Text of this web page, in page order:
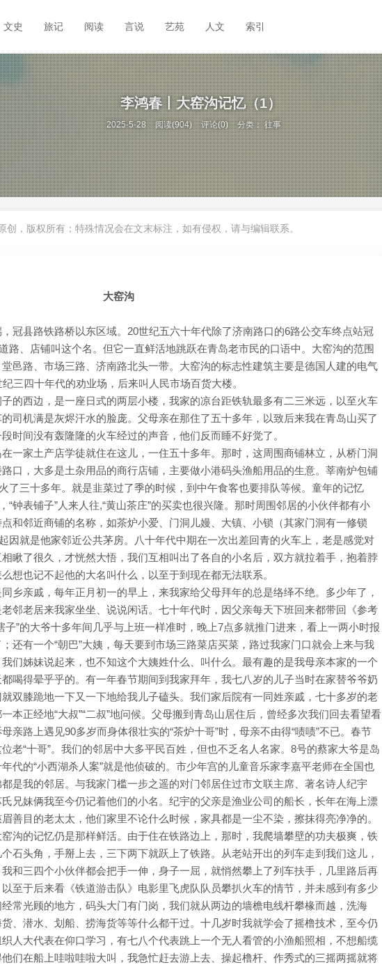
文史 旅记 阅读 言说 艺苑 人文 索引
李鸿春丨大窑沟记忆（1）
2025-5-28 阅读(904) 评论(0) 分类：往事
创，版权所有；特殊情况会在文末标注，如有侵权，请与编辑联系。
大窑沟
冠县路铁路桥以东区域。20世纪五六十年代除了济南路口的6路公交车终点站冠
路、店铺叫这个名。但它一直鲜活地跳跃在青岛老市民的口语中。大窑沟的范围
邑路、市场三路、济南路北头一带。大窑沟的标志性建筑主要是德国人建的电气
三四十年代的劝业场，后来叫人民市场百货大楼。
的西边，是一座日式的两层小楼，我家的凉台距铁轨最多有二三米远，以至火车
司机满是灰烬汗水的脸庞。父母亲在那住了五十多年，以致后来我在青岛山买了
时间没有轰隆隆的火车经过的声音，他们反而睡不好觉了。
一家土产店学徒就住在这儿，一住五十多年。那时，这周围商铺林立，从桥门洞
口，大多是土杂用品的商行店铺，主要做小港码头渔船用品的生意。莘南炉包铺
了三十多年。就是韭菜过了季的时候，到中午食客也要排队等候。童年的记忆
“钟表铺子”人来人往,“黄山茶庄”的买卖也很兴隆。那时周围邻居的小伙伴都有小
和邻近商铺的名称，如茶炉小爱、门洞儿嫚、大镇、小锁（其家门洞有一修锁
因就是他家邻近公共茅房。八十年代中期在一次出差回青的火车上，老是感觉对
瞅了很久，才恍然大悟，我们互相叫出了各自的小名后，双方就拉着手，抱着脖
想也记不起他的大名叫什么，以至于到现在都无法联系。
乡亲戚，每年正月初一的早上，来我家给父母拜年的总是络绎不绝。多少年了，
邻老居来我家坐坐、说说闲话。七十年代时，因父亲每天下班回来都带回《参考
子”的大爷十多年间几乎与上班一样准时，晚上7点多就推门进来，看上一两小时报
还有一个“朝巴”大姨，每天要到市场三路菜店买菜，路过我家门口就会上来与我
们姊妹说起来，也不知这个大姨姓什么、叫什么。最有趣的是我母亲本家的一个
喝得晕乎乎的。有一年春节期间到我家拜年，我七八岁的儿子当时在家替爷爷奶
双膝跪地一下又一下地给我儿子磕头。我们家后院有一同姓亲戚，七十多岁的老
本正经地“大叔”“二叔”地问候。父母搬到青岛山居住后，曾经多次我们回去看望看
亲路上遇见90多岁而身体很壮实的“茶炉十哥”时，母亲不由得“啧啧”不已。春节
老“十哥”。我们的邻居中大多平民百姓，但也不乏名人名家。8号的蔡家大爷是岛
代的“小西湖杀人案”就是他侦破的。市少年宫的儿童音乐家李嘉平老师在全国也
是我的邻居。与我家门槛一步之遥的对门邻居住过市文联主席、著名诗人纪宇
氏兄妹俩我至今仍记着他们的小名。纪宇的父亲是渔业公司的船长，长年在海上漂
善目的老太太，他们家里不论什么时候，家具都是一尘不染，擦抹得亮净净的。
沟的记忆仍是那样鲜活。由于住在铁路边上，那时，我爬墙攀壁的功夫极爽，铁
石头角，手掰上去，三下两下就跃上了铁路。从老站开出的列车走到我们这儿，
和三四个小伙伴都会把手一伸，身子一屈，就悄然攀上了列车扶手，几里路后再
至于后来看《铁道游击队》电影里飞虎队队员攀扒火车的情节，并未感到有多少
常光顾的地方，码头大门有门岗，我们就从两边的墙檐电线杆攀椽而越，洗海
、潜水、划船、捞海货等等什么都干过。十几岁时我就学会了摇橹技术，至今仍
人大代表在仰口学习，有七八个代表跳上一个无人看管的小渔船照相，不想船缆
们在船上哇啦哇啦大叫，我急忙赶去游上去、操起橹杆、作秀式的三摇两摇就将